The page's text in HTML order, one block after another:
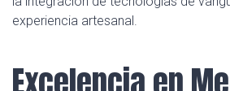
experiencia artesanal.